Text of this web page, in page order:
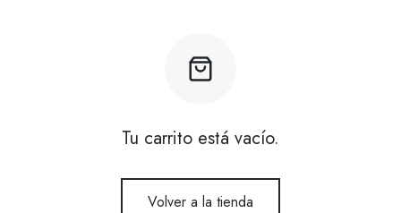
Tu carrito está vacío.
Volver a la tienda